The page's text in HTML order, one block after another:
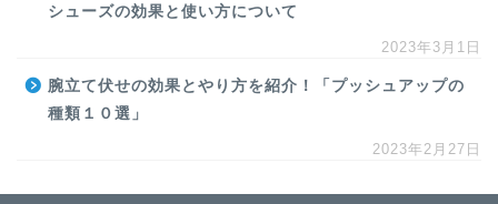
シューズの効果と使い方について
2023年3月1日
腕立て伏せの効果とやり方を紹介！「プッシュアップの
種類１０選」
2023年2月27日